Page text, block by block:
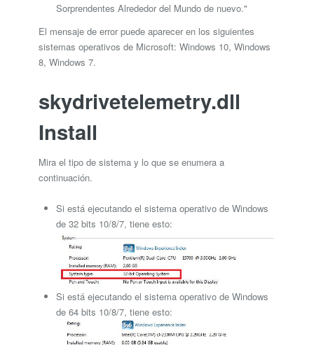
Sorprendentes Alrededor del Mundo de nuevo."
El mensaje de error puede aparecer en los siguientes
sistemas operativos de Microsoft: Windows 10, Windows
8, Windows 7.
skydrivetelemetry.dll
Install
Mira el tipo de sistema y lo que se enumera a
continuación.
Si está ejecutando el sistema operativo de Windows
de 32 bits 10/8/7, tiene esto:
Si está ejecutando el sistema operativo de Windows
de 64 bits 10/8/7, tiene esto: